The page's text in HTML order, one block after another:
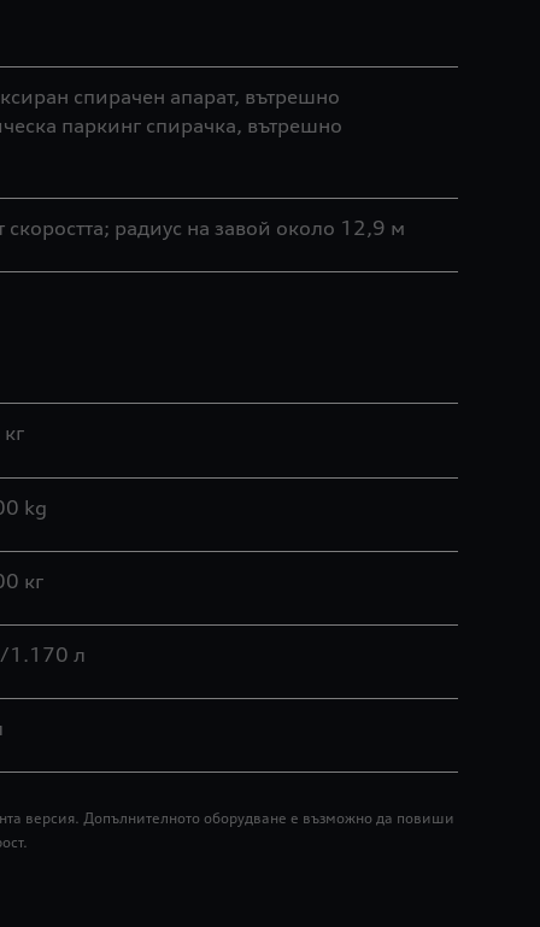
спирачен апарат, вътрешно
паркинг спирачка, вътрешно
радиус на завой около 12,9 м
kg
кг
1.170 л
версия. Допълнителното оборудване е възможно да повиши